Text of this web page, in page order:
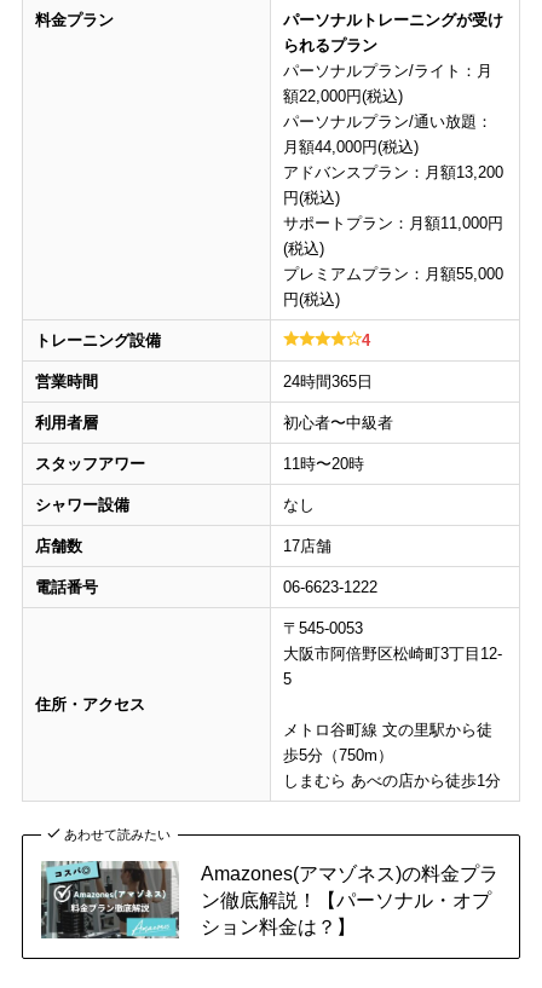
料金プラン
パーソナルトレーニングが受け
られるプラン
パーソナルプラン/ライト：月
額22,000円(税込)
パーソナルプラン/通い放題：
月額44,000円(税込)
アドバンスプラン：月額13,200
円(税込)
サポートプラン：月額11,000円
(税込)
プレミアムプラン：月額55,000
円(税込)
トレーニング設備 4
営業時間 24時間365日
利用者層 初心者〜中級者
スタッフアワー 11時〜20時
シャワー設備 なし
店舗数 17店舗
電話番号 06-6623-1222
住所・アクセス
〒545-0053
大阪市阿倍野区松崎町3丁目12-
5
メトロ谷町線 文の里駅から徒
歩5分（750m）
しまむら あべの店から徒歩1分
あわせて読みたい
Amazones(アマゾネス)の料金プラ
ン徹底解説！【パーソナル・オプ
ション料金は？】